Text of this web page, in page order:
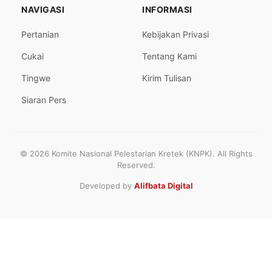
NAVIGASI
Pertanian
Cukai
Tingwe
Siaran Pers
INFORMASI
Kebijakan Privasi
Tentang Kami
Kirim Tulisan
© 2026 Komite Nasional Pelestarian Kretek (KNPK). All Rights
Reserved.
Developed by Alifbata Digital